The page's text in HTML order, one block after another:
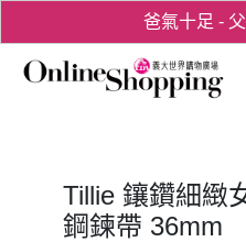
爸氣十足 -
用心愛你！
Tillie 鑲鑽細緻
鋼鍊帶 36mm